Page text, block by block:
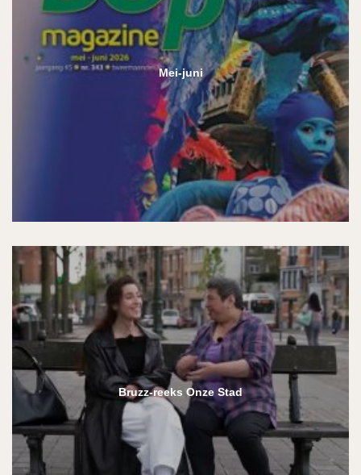
Mei-juni
Bruzz-reeks Onze Stad